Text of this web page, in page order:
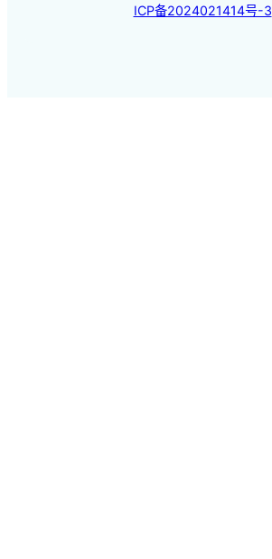
ICP备2024021414号-3